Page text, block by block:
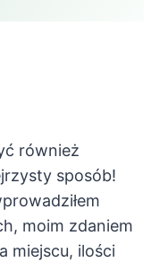
również
sposób!
moim zdaniem
miejscu, ilości